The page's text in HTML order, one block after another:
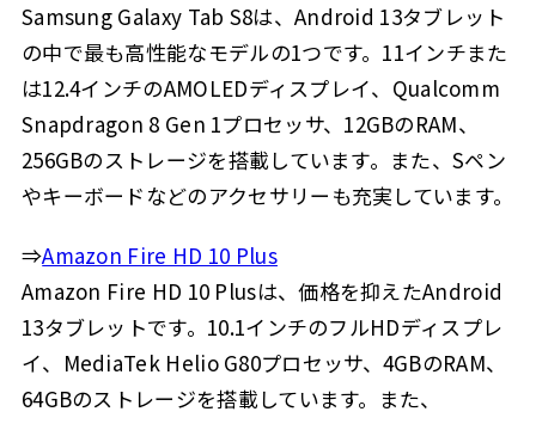
Samsung Galaxy Tab S8は、Android 13タブレット
の中で最も高性能なモデルの1つです。11インチまた
は12.4インチのAMOLEDディスプレイ、Qualcomm
Snapdragon 8 Gen 1プロセッサ、12GBのRAM、
256GBのストレージを搭載しています。また、Sペン
やキーボードなどのアクセサリーも充実しています。
⇒Amazon Fire HD 10 Plus
Amazon Fire HD 10 Plusは、価格を抑えたAndroid
13タブレットです。10.1インチのフルHDディスプレ
イ、MediaTek Helio G80プロセッサ、4GBのRAM、
64GBのストレージを搭載しています。また、